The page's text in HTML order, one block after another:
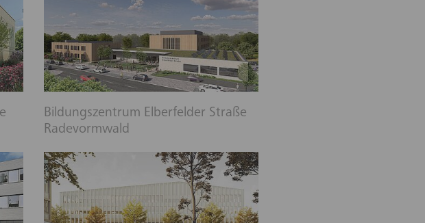
Bildungszentrum Elberfelder Straße
Radevormwald